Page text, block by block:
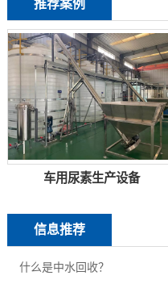
推荐案例
车用尿素生产设备
信息推荐
什么是中水回收？